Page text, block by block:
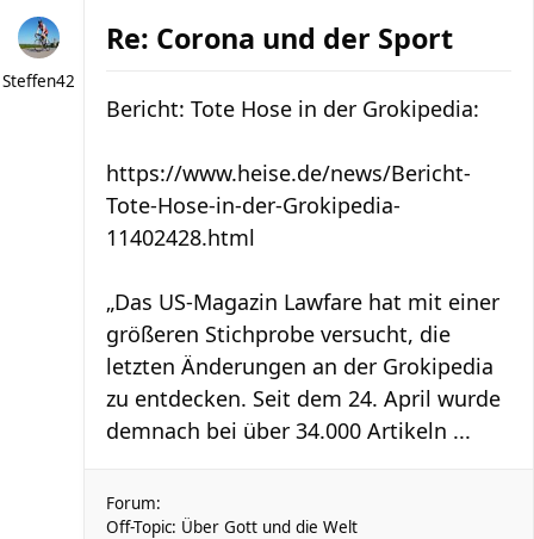
Steffen42
Re: Corona und der Sport
Bericht: Tote Hose in der Grokipedia:
https://www.heise.de/news/Bericht-
Tote-Hose-in-der-Grokipedia-
11402428.html
„Das US-Magazin Lawfare hat mit einer
größeren Stichprobe versucht, die
letzten Änderungen an der Grokipedia
zu entdecken. Seit dem 24. April wurde
demnach bei über 34.000 Artikeln ...
Forum:
Off-Topic: Über Gott und die Welt